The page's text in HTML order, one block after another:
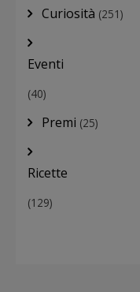
Curiosità (251)
Eventi
(40)
Premi (25)
Ricette
(129)